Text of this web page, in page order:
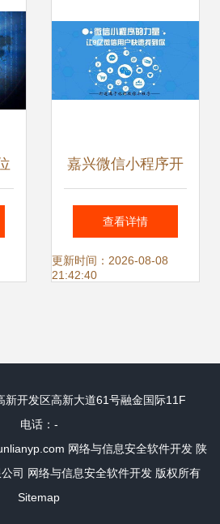
嘉兴微信小程序开
发与APP开发的对
決 网络与信息安全
查看详情
更新时间：2026-08-08
21:42:40
新开发区高新大道61号融金国际11F
电话：-
网络与信息安全软件开发 陕
司 网络与信息安全软件开发 版权所有
Sitemap